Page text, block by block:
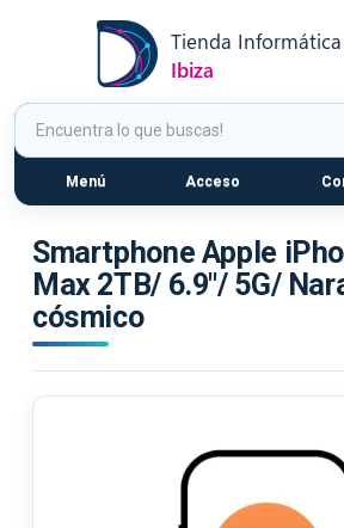
Menú Acceso
Smartphone Apple
Max 2TB/ 6.9"/ 5G/
cósmico